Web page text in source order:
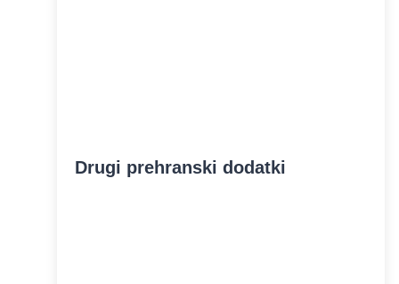
Drugi prehranski dodatki